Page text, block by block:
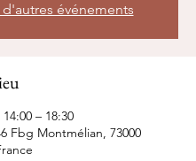
d'autres événements
– 18:30
Fbg Montmélian, 73000